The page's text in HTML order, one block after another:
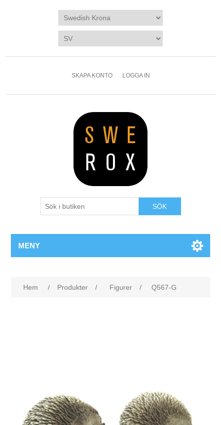
SKAPA KONTO LOGGA IN
SÖK
MENY
Hem / Produkter / Figurer / Q567-G